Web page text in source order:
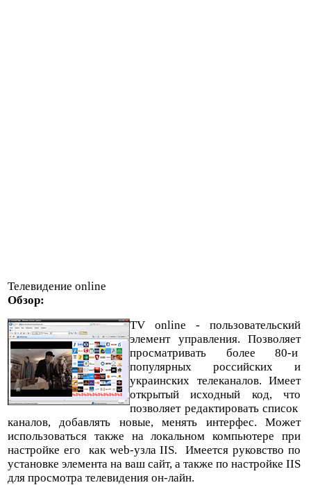
Телевидение online
Обзор:
TV online - пользовательский
элемент управления. Позволяет
просматривать более 80-и
популярных российских и
украинских телеканалов. Имеет
открытый исходный код, что
позволяет редактировать список
каналов, добавлять новые, менять интерфес. Может
использоваться также на локальном компьютере при
настройке его как web-узла IIS. Имеется руковство по
установке элемента на ваш сайт, а также по настройке IIS
для просмотра телевидения он-лайн.